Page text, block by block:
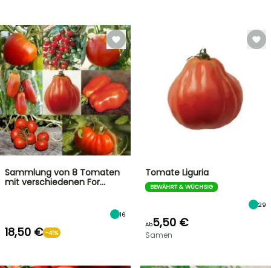
Sammlung von 8 Tomaten
mit verschiedenen For…
16
18,50 € -41%
Tomate Liguria
BEWÄHRT & WÜCHSIG
29
Ab5,50 €
Samen